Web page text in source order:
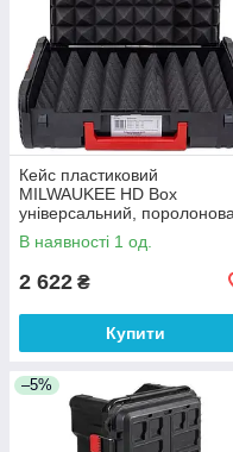
Кейс пластиковий
MILWAUKEE HD Box
універсальний, поролонова
вставка
В наявності 1 од.
2 622 ₴
Купити
–5%